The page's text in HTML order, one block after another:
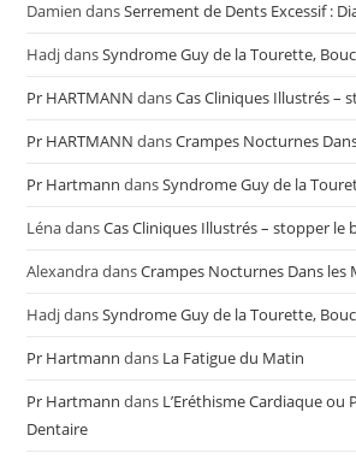
Damien dansSerrement de Dents Excessif :
HadjdansSyndrome Guy de la Tourette,
Pr HARTMANN dansCas Cliniques Illustrés –
Pr HARTMANN dansCrampes Nocturnes
Pr Hartmann dansSyndrome Guy de la
LénadansCas Cliniques Illustrés – stopper le
AlexandradansCrampes Nocturnes Dans les
HadjdansSyndrome Guy de la Tourette,
Pr Hartmann dans La Fatigue du Matin
Pr Hartmann dans L’Eréthisme Cardiaque ou
Dentaire